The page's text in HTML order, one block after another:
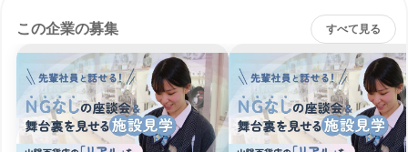
この企業の募集 すべて見る